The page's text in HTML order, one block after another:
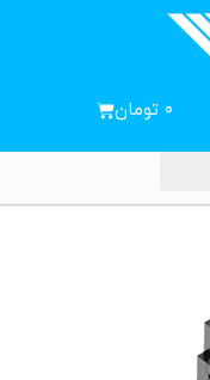
۰ تومان